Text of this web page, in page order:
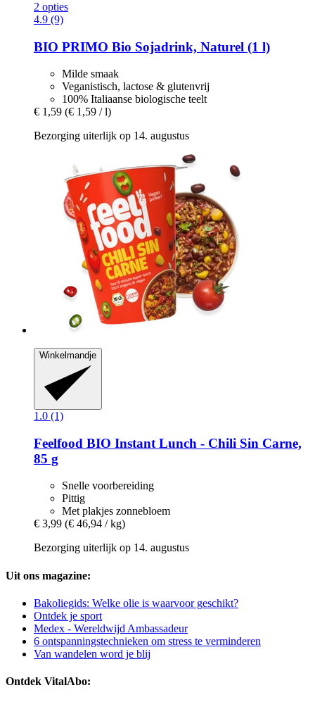
2 opties
4.9 (9)
BIO PRIMO Bio Sojadrink, Naturel (1 l)
Milde smaak
Veganistisch, lactose & glutenvrij
100% Italiaanse biologische teelt
€ 1,59 (€ 1,59 / l)
Bezorging uiterlijk op 14. augustus
Winkelmandje
1.0 (1)
Feelfood BIO Instant Lunch -​ Chili Sin Carne,
85 g
Snelle voorbereiding
Pittig
Met plakjes zonnebloem
€ 3,99 (€ 46,94 / kg)
Bezorging uiterlijk op 14. augustus
Uit ons magazine:
Bakoliegids: Welke olie is waarvoor geschikt?
Ontdek je sport
Medex - Wereldwijd Ambassadeur
6 ontspanningstechnieken om stress te verminderen
Van wandelen word je blij
Ontdek VitalAbo: